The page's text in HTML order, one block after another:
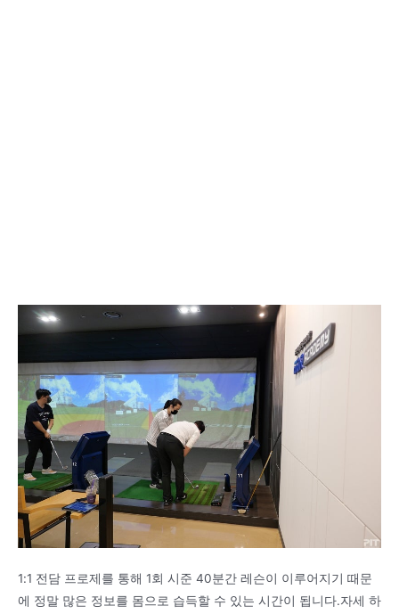
1:1 전담 프로제를 통해 1회 시준 40분간 레슨이 이루어지기 때문
에 정말 많은 정보를 몸으로 습득할 수 있는 시간이 됩니다.자세 하